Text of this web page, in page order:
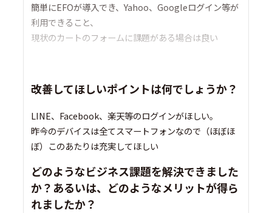
簡単にEFOが導入でき、Yahoo、Googleログイン等が
利用できること、
現状のカートのフォームに課題がある場合は良い
改善してほしいポイントは何でしょうか？
LINE、Facebook、楽天等のログインがほしい。
昨今のデバイスは全てスマートフォンなので（ほぼほ
ぼ）このあたりは充実してほしい
どのようなビジネス課題を解決できました
か？あるいは、どのようなメリットが得ら
れましたか？